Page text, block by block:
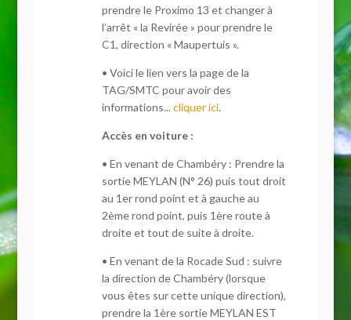
prendre le Proximo 13 et changer à
l’arrêt « la Revirée » pour prendre le
C1, direction « Maupertuis ».
• Voici le lien vers la page de la
TAG/SMTC pour avoir des
informations... cliquer ici.
Accès en voiture :
• En venant de Chambéry : Prendre la
sortie MEYLAN (N° 26) puis tout droit
au 1er rond point et à gauche au
2ème rond point, puis 1ère route à
droite et tout de suite à droite.
• En venant de la Rocade Sud : suivre
la direction de Chambéry (lorsque
vous êtes sur cette unique direction),
prendre la 1ère sortie MEYLAN EST